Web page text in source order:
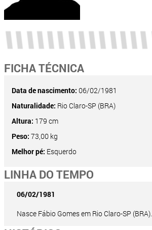
FICHA TÉCNICA
Data de nascimento: 06/02/1981
Naturalidade: Rio Claro-SP (BRA)
Altura: 179 cm
Peso: 73,00 kg
Melhor pé: Esquerdo
LINHA DO TEMPO
06/02/1981
Nasce Fábio Gomes em Rio Claro-SP (BRA).